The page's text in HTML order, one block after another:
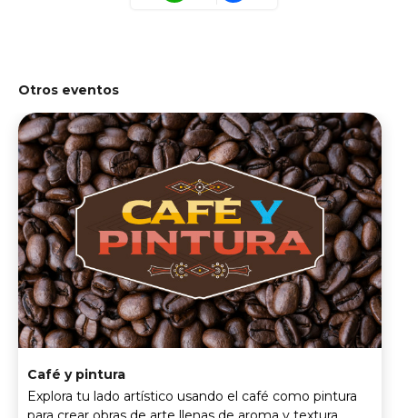
Otros eventos
Café y pintura
Explora tu lado artístico usando el café como pintura